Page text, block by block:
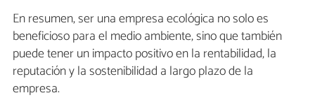
En resumen, ser una empresa ecológica no solo es
beneficioso para el medio ambiente, sino que también
puede tener un impacto positivo en la rentabilidad, la
reputación y la sostenibilidad a largo plazo de la
empresa.